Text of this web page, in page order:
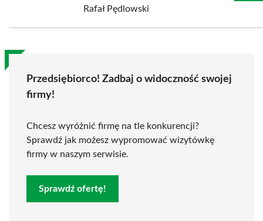
Rafał Pędlowski
Przedsiębiorco! Zadbaj o widoczność swojej
firmy!
Chcesz wyróżnić firmę na tle konkurencji?
Sprawdź jak możesz wypromować wizytówkę
firmy w naszym serwisie.
Sprawdź ofertę!